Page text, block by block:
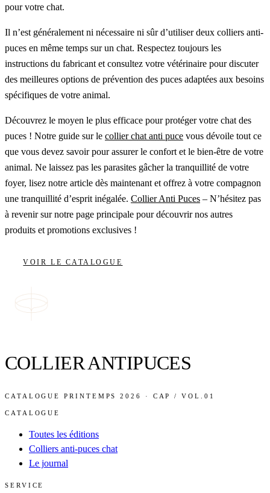
pour votre chat.
Il n’est généralement ni nécessaire ni sûr d’utiliser deux colliers anti-
puces en même temps sur un chat. Respectez toujours les
instructions du fabricant et consultez votre vétérinaire pour discuter
des meilleures options de prévention des puces adaptées aux besoins
spécifiques de votre animal.
Découvrez le moyen le plus efficace pour protéger votre chat des
puces ! Notre guide sur le collier chat anti puce vous dévoile tout ce
que vous devez savoir pour assurer le confort et le bien-être de votre
animal. Ne laissez pas les parasites gâcher la tranquillité de votre
foyer, lisez notre article dès maintenant et offrez à votre compagnon
une tranquillité d’esprit inégalée. Collier Anti Puces – N’hésitez pas
à revenir sur notre page principale pour découvrir nos autres
produits et promotions exclusives !
VOIR LE CATALOGUE
COLLIER ANTIPUCES
CATALOGUE PRINTEMPS 2026 · CAP / VOL.01
CATALOGUE
Toutes les éditions
Colliers anti-puces chat
Le journal
SERVICE